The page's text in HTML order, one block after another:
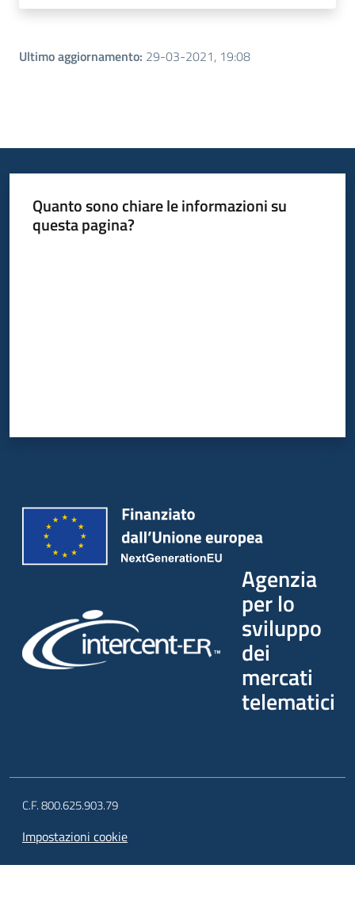
Ultimo aggiornamento: 29-03-2021, 19:08
Quanto sono chiare le informazioni su
questa pagina?
Agenzia
per lo
sviluppo
dei
mercati
telematici
C.F. 800.625.903.79
Impostazioni cookie